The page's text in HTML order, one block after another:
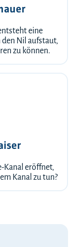
eine
den Nil aufstaut,
zu können.
Kanal eröffnet,
Kanal zu tun?